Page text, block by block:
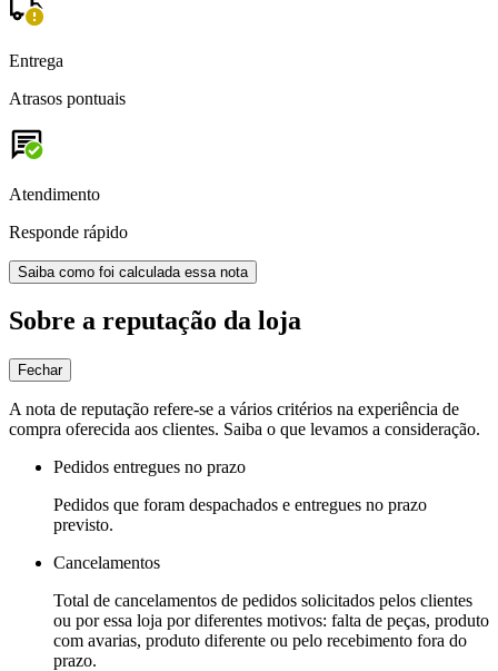
Entrega
Atrasos pontuais
Atendimento
Responde rápido
Saiba como foi calculada essa nota
Sobre a reputação da loja
Fechar
A nota de reputação refere-se a vários critérios na experiência de
compra oferecida aos clientes. Saiba o que levamos a consideração.
Pedidos entregues no prazo
Pedidos que foram despachados e entregues no prazo
previsto.
Cancelamentos
Total de cancelamentos de pedidos solicitados pelos clientes
ou por essa loja por diferentes motivos: falta de peças, produto
com avarias, produto diferente ou pelo recebimento fora do
prazo.